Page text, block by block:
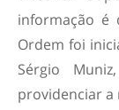
informação é
Ordem foi
Sérgio
providenciar a